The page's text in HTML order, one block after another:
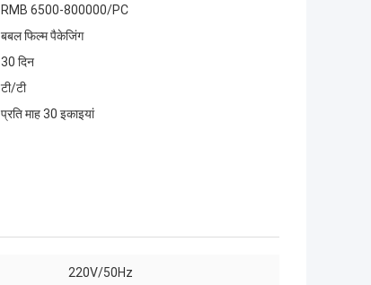
RMB 6500-800000/PC
बबल फिल्म पैकेजिंग
30 दिन
टी/टी
प्रति माह 30 इकाइयां
220V/50Hz